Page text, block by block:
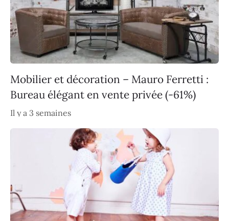
Mobilier et décoration – Mauro Ferretti :
Bureau élégant en vente privée (-61%)
Il y a 3 semaines